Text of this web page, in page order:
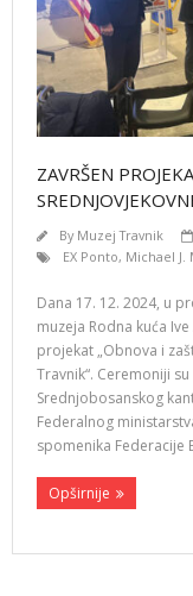
ZAVRŠEN
By Muzej Travnik
EX Ponto, Michael J.
Dana 17. 12. 2024, u
muzeja Rodna kuća
projekat „Obnova i
Travnik“. Ceremoniji
Srednjobosanskog
Federalnog
spomenika Federacije
Opširnije